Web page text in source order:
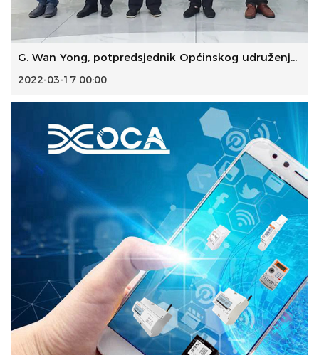
G. Wan Yong, potpredsjednik Općinskog udruženja za znanost...
2022-03-17 00:00